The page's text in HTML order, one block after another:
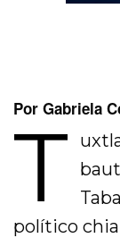
Por Gabriela
T
político